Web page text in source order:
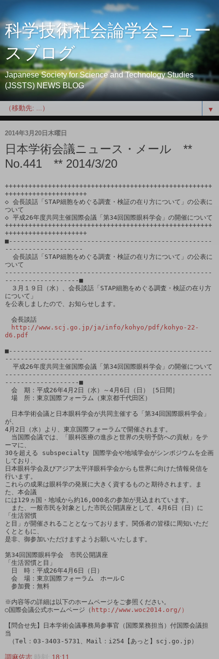
科学技術社会論学会ニュー
スブログ
Japanese Society for Science and Technology Studies
(JSSTS) NEWS BLOG
▼
2014年3月20日木曜日
日本学術会議ニュース・メール **
No.441 ** 2014/3/20
+++++++++++++++++++++++++++++++++++++++++++++++++++++
+++++++++++++++++++++
◇ 会長談話「STAP細胞をめぐる調査・検証の在り方について」の公表に
ついて
◇ 平成26年度共同主催国際会議「第34回国際眼科学会」の開催について
+++++++++++++++++++++++++++++++++++++++++++++++++++++
+++++++++++++++++++++
■----------------------------------------------------
--------------------
ついて
-----------------------------------------------------
-------------------■
３月１９日（水）、会長談話「STAP細胞をめぐる調査・検証の在り方
について」
を公表しましたので、お知らせします。
会長談話
http://www.scj.go.jp/ja/info/kohyo/pdf/kohyo-22-
d6.pdf
■----------------------------------------------------
--------------------
-----------------------------------------------------
-------------------■
会　期：平成26年4月2日（水）～4月6日（日）［5日間］
場　所：東京国際フォーラム（東京都千代田区）
日本学術会議と日本眼科学会が共同主催する「第34回国際眼科学会」
が、
4月2日（水）より、東京国際フォーラムで開催されます。
当国際会議では、「眼科医療の進歩と世界の失明予防への貢献」をテ
ーマに、
30を超える subspecialty 国際学会や地域学会がシンポジウムを企画
しており、
日本眼科学会及びアジア太平洋眼科学会からも世界に向けた情報発信を
行います。
これらの成果は眼科学の発展に大きく資するものと期待されます。ま
た、本会議
には129ヵ国・地域から約16,000名の参加が見込まれています。
また、一般市民を対象とした市民公開講座として、4月6日（日）に
「生活習慣
と目」が開催されることとなっております。関係者の皆様に周知いただ
くとともに、
是非、御参加いただけますようお願いいたします。
第34回国際眼科学会　市民公開講座
「生活習慣と目」
日　時：平成26年4月6日（日）
会　場：東京国際フォーラム　ホールＣ
参加費：無料
※内容等の詳細は以下のホームページをご参照ください。
○国際会議公式ホームページ（ http://www.woc2014.org/）
【問合せ先】日本学術会議事務局参事官（国際業務担当）付国際会議担
当
（Tel：03-3403-5731、Mail：i254【あっと】scj.go.jp）
調麻佐志 時刻: 18:11